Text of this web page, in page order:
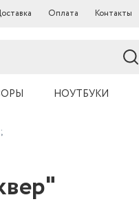
Оплата Контакты
НОУТБУКИ